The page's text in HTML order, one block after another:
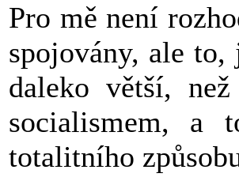
Pro mě není
spojovány, ale
daleko větší,
socialismem, a
totalitního